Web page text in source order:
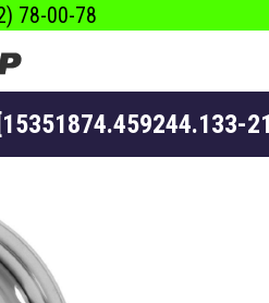
78-00-78